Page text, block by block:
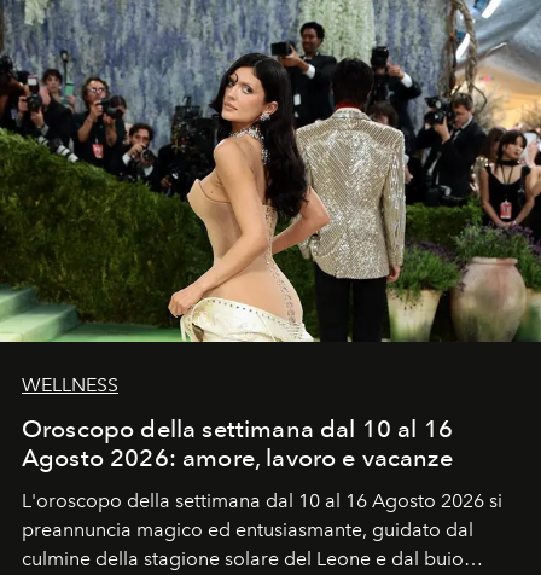
WELLNESS
Oroscopo della settimana dal 10 al 16
Agosto 2026: amore, lavoro e vacanze
L'oroscopo della settimana dal 10 al 16 Agosto 2026 si
preannuncia magico ed entusiasmante, guidato dal
culmine della stagione solare del Leone e dal buio